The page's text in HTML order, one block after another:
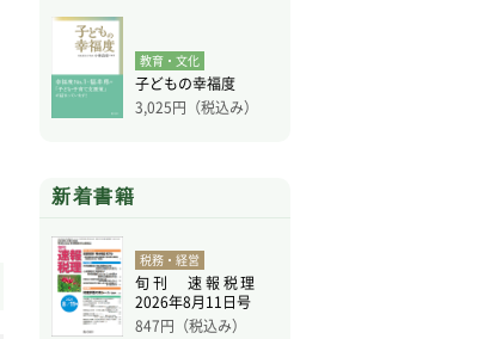
教育・文化
子どもの幸福度
3,025円（税込み）
新着書籍
税務・経営
旬刊 速報税理
2026年8月11日号
847円（税込み）